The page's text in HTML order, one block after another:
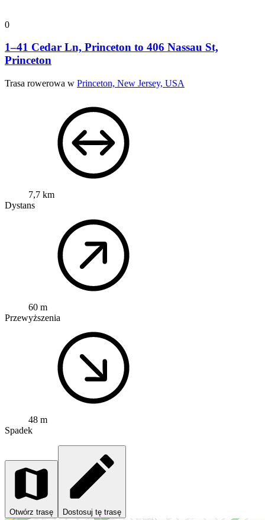
0
1–41 Cedar Ln, Princeton to 406 Nassau St,
Princeton
Trasa rowerowa w Princeton, New Jersey, USA
7,7 km
Dystans
60 m
Przewyższenia
48 m
Spadek
Otwórz trasę Dostosuj tę trasę